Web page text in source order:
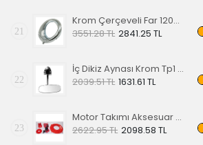
21
Krom Çerçeveli Far 1200 60-67
3551.28 TL 2841.25 TL
22
İç Dikiz Aynası Krom Tp1 58-64
2039.51 TL 1631.61 TL
23
Motor Takımı Aksesuar Kiti Kırmızı
2622.95 TL 2098.58 TL